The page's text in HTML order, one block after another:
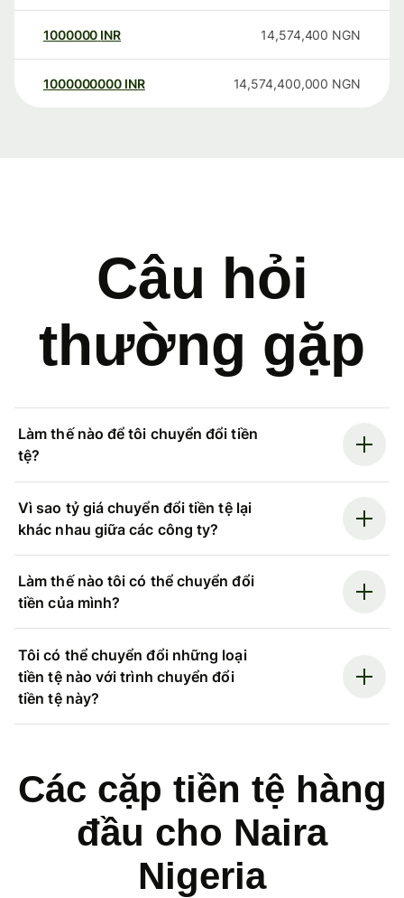
1000000 INR 14,574,400 NGN
1000000000 INR 14,574,400,000 NGN
Câu hỏi
thường gặp
Làm thế nào để tôi chuyển đổi tiền
tệ?
Vì sao tỷ giá chuyển đổi tiền tệ lại
khác nhau giữa các công ty?
Làm thế nào tôi có thể chuyển đổi
tiền của mình?
Tôi có thể chuyển đổi những loại
tiền tệ nào với trình chuyển đổi
tiền tệ này?
Các cặp tiền tệ hàng
đầu cho Naira
Nigeria